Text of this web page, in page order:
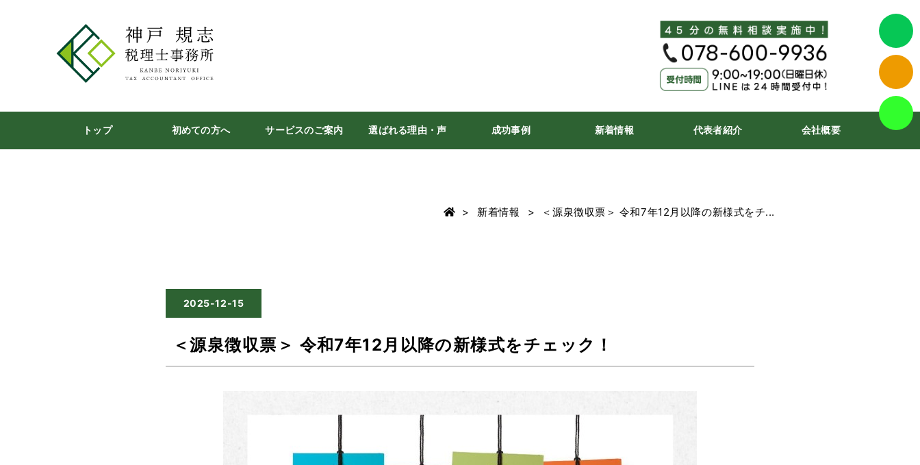
トップ 初めての方へ サービスのご案内 選ばれる理由・声 成功事例 新着情報 代表者紹介 会社概要
新着情報 ＜源泉徴収票＞ 令和7年12月以降の新様式をチ...
2025-12-15
＜源泉徴収票＞ 令和7年12月以降の新様式をチェック！